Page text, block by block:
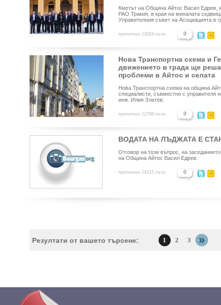
Кметът на Община Айтос Васил Едрев,
РАО Тракия, в края на миналата
Управителния съвет на Асоциацията в
прочетено 13024 пъти 0
Нова Транспортна схема и
движението в града ще
проблеми в Айтос и селата
Нова Транспортна схема на община
специалисти, съвместно с управителя
инж. Илия Златев.
прочетено 12788 пъти 0
ВОДАТА НА ЛЪДЖАТА Е
Отговор на този въпрос, на
на Община Айтос Васил Едрев.
прочетено 14315 пъти 0
Резултати от вашето търсене: 1 2 3